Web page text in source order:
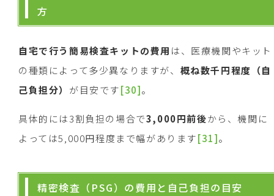
方
自宅で行う簡易検査キットの費用 は、医療機関やキット
の種類によって多少異なりますが、 概ね数千円程度（自
己負担分） が目安です[30]。
具体的には3割負担の場合で3,000円前後から、機関に
よっては5,000円程度まで幅があります[31]。
精密検査（PSG）の費用と自己負担の目安